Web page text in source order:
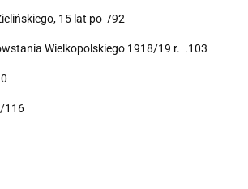
15 lat po /92
Wielkopolskiego 1918/19 r. .103
116